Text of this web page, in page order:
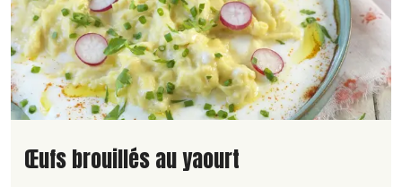
Lire la suite de la recette
Œufs brouillés au yaourt